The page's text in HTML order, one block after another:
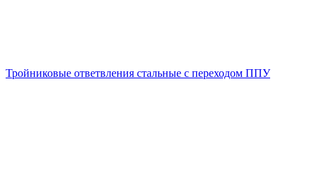
Тройниковые ответвления стальные с переходом ППУ